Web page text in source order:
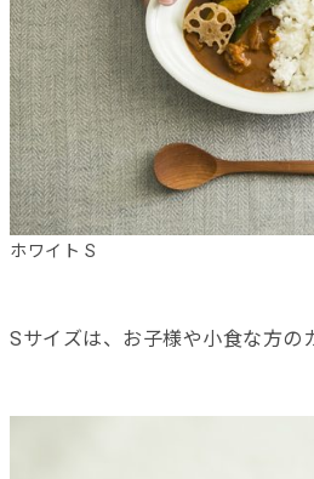
ホワイト S
Sサイズは、お子様や小食な方の